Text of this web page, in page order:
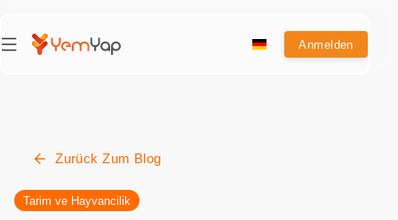
Anmelden
Zurück Zum Blog
Tarim ve Hayvancilik